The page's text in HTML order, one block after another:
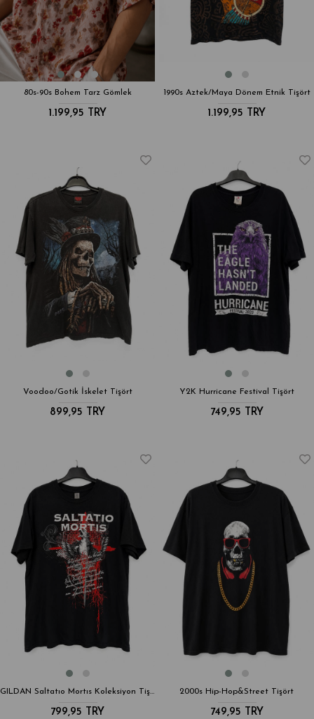
80s-90s Bohem Tarz Gömlek
1.199,95 TRY
1990s Aztek/Maya Dönem Etnik Tişört
1.199,95 TRY
Voodoo/Gotik İskelet Tişört
899,95 TRY
Y2K Hurricane Festival Tişört
749,95 TRY
GILDAN Saltatıo Mortıs Koleksiyon Tişört
799,95 TRY
2000s Hip-Hop&Street Tişört
749,95 TRY